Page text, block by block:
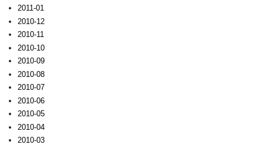
2011-01
2010-12
2010-11
2010-10
2010-09
2010-08
2010-07
2010-06
2010-05
2010-04
2010-03